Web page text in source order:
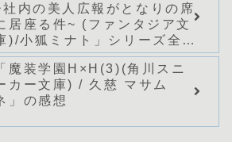
社内の美人広報がとなりの席
居座る件~ (ファンタジア文
)/小狐ミナト」シリーズ全巻
あらすじ・感想
「魔装学園H×H(3)(角川スニ
カー文庫) / 久慈 マサム
」の感想